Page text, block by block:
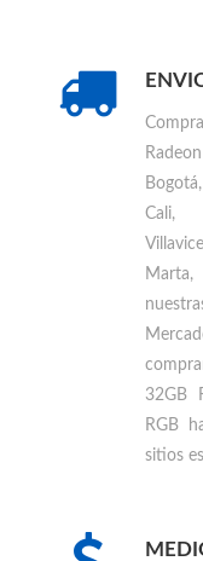
Cali,
Marta,
32GB
RGB
sitios